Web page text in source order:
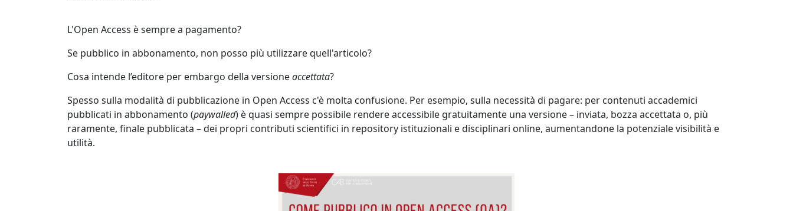
L'Open Access è sempre a pagamento?
Se pubblico in abbonamento, non posso più utilizzare quell'articolo?
Cosa intende l’editore per embargo della versioneaccettata?
Spesso sulla modalità di pubblicazione in Open Access c'è molta confusione. Per esempio, sulla necessità di pagare: per contenuti accademici
pubblicati in abbonamento (paywalled) è quasi sempre possibile rendere accessibile gratuitamente una versione – inviata, bozza accettata o, più
raramente, finale pubblicata – dei propri contributi scientifici in repository istituzionali e disciplinari online, aumentandone la potenziale visibilità e
utilità.